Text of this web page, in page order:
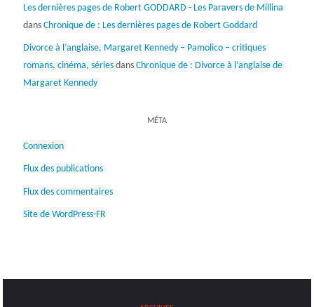
Les dernières pages de Robert GODDARD - Les Paravers de Millina
dans Chronique de : Les dernières pages de Robert Goddard
Divorce à l’anglaise, Margaret Kennedy – Pamolico – critiques
romans, cinéma, sériesdans Chronique de : Divorce à l’anglaise de
Margaret Kennedy
MÉTA
Connexion
Flux des publications
Flux des commentaires
Site de WordPress-FR